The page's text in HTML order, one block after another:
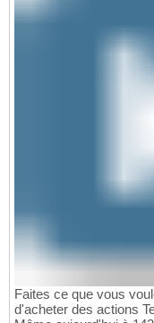
Faites ce que vous
d'acheter des actions